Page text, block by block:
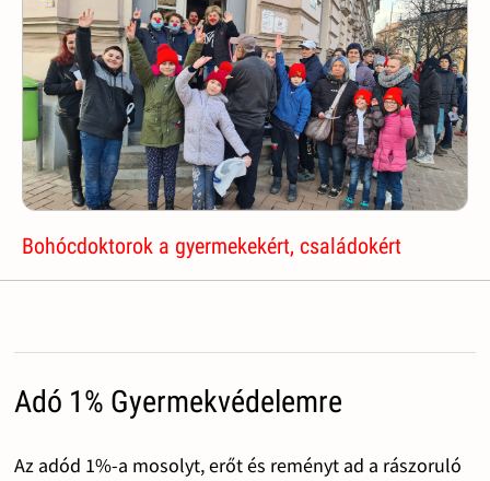
Bohócdoktorok a gyermekekért, családokért
Adó 1% Gyermekvédelemre
Az adód 1%-a mosolyt, erőt és reményt ad a rászoruló